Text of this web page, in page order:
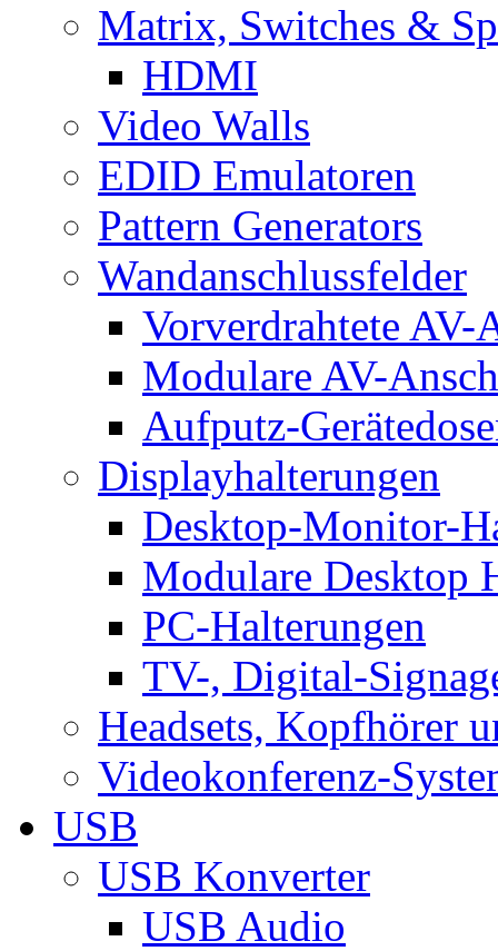
Matrix, Switches &
HDMI
Video Walls
EDID Emulatoren
Pattern Generators
Wandanschlussfelder
Vorverdrahtete AV-
Modulare AV-
Aufputz-
Displayhalterungen
Desktop-Monitor-
Modulare Desktop
PC-Halterungen
TV-, Digital-
Headsets, Kopfhörer
Videokonferenz-
USB
USB Konverter
USB Audio